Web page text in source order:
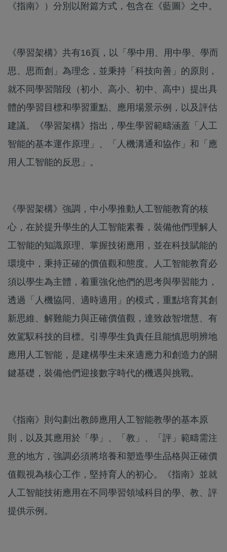
《指南》）分別以附篇方式，包含在《藍圖》之中。
《學習架構》共有16頁，以「學中用、用中學、學而
思、思而創」為理念，並秉持「科技向善」的原則，
就不同學習階段（初小、高小、初中、高中）提出具
體的學習目標和學習重點、應用場景示例，以及評估
建議。《學習架構》指出，學生學習範疇涵蓋「人工
智能的基本運作原理」、「人機溝通和協作」和「應
用人工智能的反思」。
《學習架構》強調，中小學推動人工智能教育的核
心，在於提升學生的人工智能素養，裝備他們理解人
工智能的知識原理、掌握技術應用，並在科技賦能的
環境中，秉持正確的價值觀和態度。人工智能教育必
須以學生為主體，着重強化他們的思考與學習能力，
透過「人機協同、適時適用」的模式，重點培育其創
新思維、解難能力與正確價值觀，達致啟智增慧、有
效駕馭科技的目標。引導學生負責任且能慎思明辨地
應用人工智能，是建構學生未來適應力和創造力的關
鍵基礎，裝備他們迎接數字時代的機遇與挑戰。
《指南》則勾劃出教師應用人工智能教學的基本原
則，以及其應用於「學」、「教」、「評」範疇需注
意的地方，強調必須將培養和塑造學生品格與正確價
值觀視為核心工作，堅持育人的初心。《指南》並就
人工智能技術應用在不同學習領域科目的學、教、評
提供示例。